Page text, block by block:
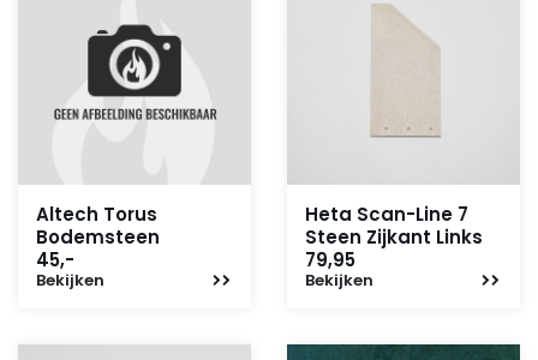
Altech Torus
Bodemsteen
45,-
Bekijken
Heta Scan-Line 7
Steen Zijkant Links
79,95
Bekijken